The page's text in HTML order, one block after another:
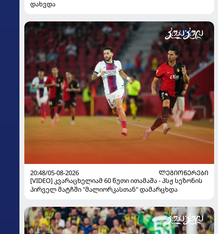
დახვდა
20:48/05-08-2026
ᲚᲔᲒᲘᲝᲜᲔᲠᲔᲑᲘ
[VIDEO] კვარაცხელიამ 60 წუთი ითამაშა - პსჟ სეზონის
პირველ მატჩში "მალიორკასთან" დამარცხდა